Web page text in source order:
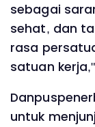
sebagai
sehat, dan
rasa
satuan
untuk